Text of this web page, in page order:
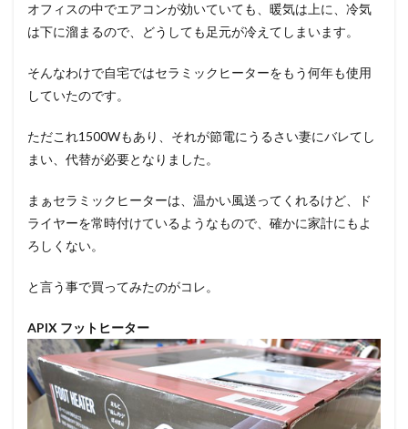
オフィスの中でエアコンが効いていても、暖気は上に、冷気
は下に溜まるので、どうしても足元が冷えてしまいます。
そんなわけで自宅ではセラミックヒーターをもう何年も使用
していたのです。
ただこれ1500Wもあり、それが節電にうるさい妻にバレてし
まい、代替が必要となりました。
まぁセラミックヒーターは、温かい風送ってくれるけど、ド
ライヤーを常時付けているようなもので、確かに家計にもよ
ろしくない。
と言う事で買ってみたのがコレ。
APIX フットヒーター